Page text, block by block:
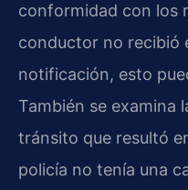
conformidad con los
conductor no recibió
notificación, esto
También se examina
tránsito que resultó
policía no tenía una